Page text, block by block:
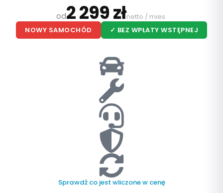
od2 299 złnetto / mies.
NOWY SAMOCHÓD ✓ BEZ WPŁATY WSTĘPNEJ
Sprawdź co jest wliczone w cenę